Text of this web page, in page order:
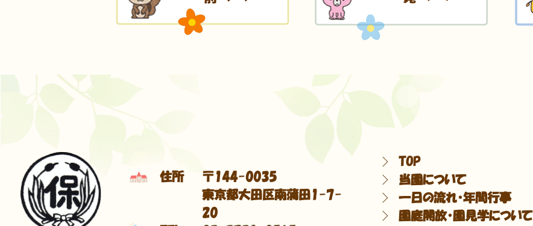
住所
〒144-0035
東京都大田区南蒲田1-7-
20
TOP
当園について
一日の流れ・年間行事
園庭開放・園見学について